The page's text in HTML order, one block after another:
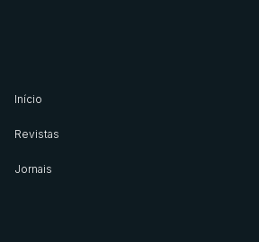
Início
Revistas
Jornais